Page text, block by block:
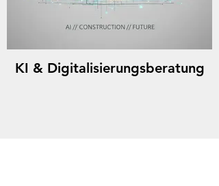
KI & Digitalisierungsberatung